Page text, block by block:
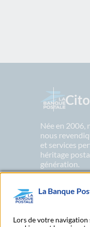
Née en 2006,
nous
et services
héritage
génération.
En savoir
La Banque
Lors de votre